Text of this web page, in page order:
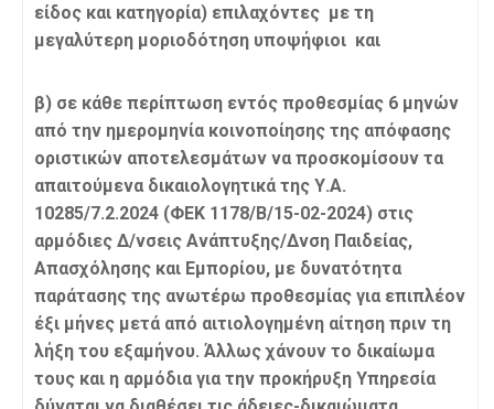
είδος και κατηγορία) επιλαχόντες με τη
μεγαλύτερη μοριοδότηση υποψήφιοι και
β) σε κάθε περίπτωση εντός προθεσμίας 6 μηνών
από την ημερομηνία κοινοποίησης της απόφασης
οριστικών αποτελεσμάτων να προσκομίσουν τα
απαιτούμενα δικαιολογητικά της Υ.Α.
10285/7.2.2024 (ΦΕΚ 1178/Β/15-02-2024) στις
αρμόδιες Δ/νσεις Ανάπτυξης/Δνση Παιδείας,
Απασχόλησης και Εμπορίου, με δυνατότητα
παράτασης της ανωτέρω προθεσμίας για επιπλέον
έξι μήνες μετά από αιτιολογημένη αίτηση πριν τη
λήξη του εξαμήνου. Άλλως χάνουν το δικαίωμα
τους και η αρμόδια για την προκήρυξη Υπηρεσία